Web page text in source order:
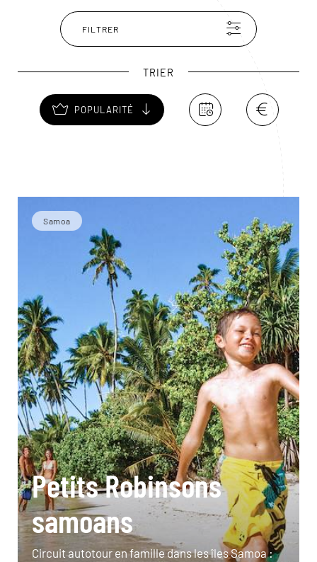
FILTRER
TRIER
POPULARITÉ
Samoa
Petits Robinsons
samoans
Circuit autotour en famille dans les îles Samoa :